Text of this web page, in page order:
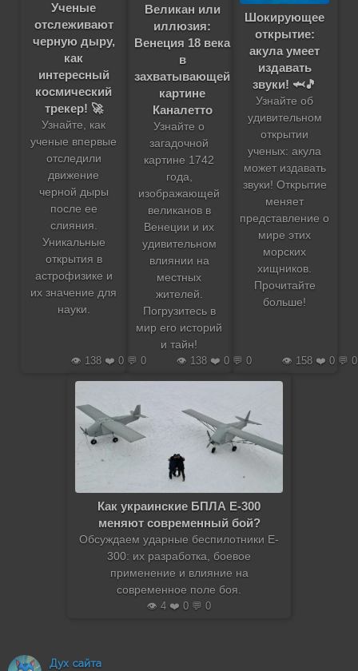
Ученые
отслеживают
черную дыру,
как
интересный
космический
трекер! 🚀
Узнайте, как
ученые впервые
отследили
движение
черной дыры
после ее
слияния.
Уникальные
открытия в
астрофизике и
их значение для
науки.
👁️ 138 ❤️ 0 💬 0
Великан или
иллюзия:
Венеция 18 века
в
захватывающей
картине
Каналетто
Узнайте о
загадочной
картине 1742
года,
изображающей
великанов в
Венеции и их
удивительном
влиянии на
местных
жителей.
Погрузитесь в
мир его историй
и тайн!
👁️ 138 ❤️ 0 💬 0
Шокирующее
открытие:
акула умеет
издавать
звуки! 🦈🎵
Узнайте об
удивительном
открытии
ученых: акула
может издавать
звуки! Открытие
меняет
представление о
мире этих
морских
хищников.
Прочитайте
больше!
👁️ 158 ❤️ 0 💬 0
Как украинские БПЛА E-300
меняют современный бой?
Обсуждаем ударные беспилотники E-
300: их разработка, боевое
применение и влияние на
современное поле боя.
👁️ 4 ❤️ 0 💬 0
Дух сайта